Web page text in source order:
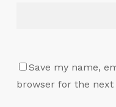
Save my name,
browser for the